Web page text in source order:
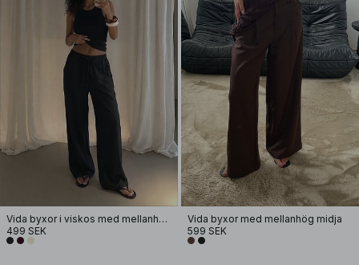
Vida byxor i viskos med mellanhög midja
499 SEK
Vida byxor med mellanhög midja
599 SEK